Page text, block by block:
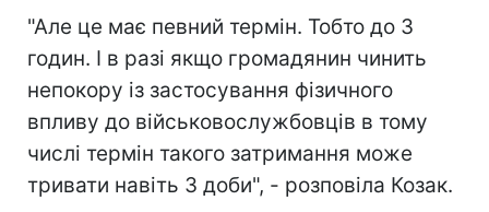
"Але це має певний термін. Тобто до 3
годин. І в разі якщо громадянин чинить
непокору із застосування фізичного
впливу до військовослужбовців в тому
числі термін такого затримання може
тривати навіть 3 доби", - розповіла Козак.